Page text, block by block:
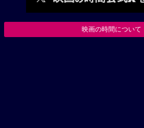
映画の時間について